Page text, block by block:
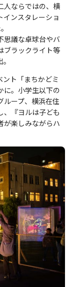
人ならではの、横
インスタレーショ
思議な卓球台やバ
ブラックライト等
ト「まちかどミ
に。小学生以下の
ループ、横浜在住
、『ヨルは子ども
が楽しみながらハ